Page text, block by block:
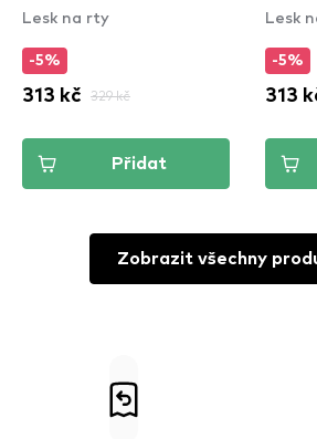
Duck Plump High
Wine Not (DPLL16)
Lesk na rty
-5%
313 kč 329 kč
Přidat
Duck
Of
Lesk
-5%
313
Zobrazit všechny